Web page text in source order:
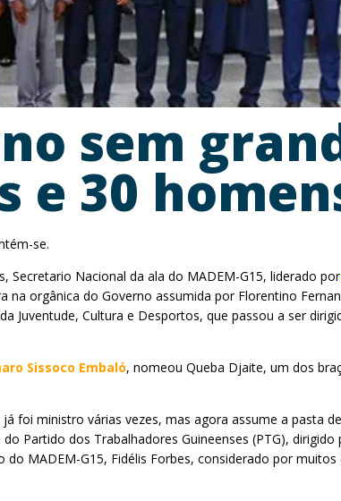
sem
e 30
se.
Secretario Nacional da ala do MADEM-G15, liderado por
orgânica do Governo assumida por Florentino
Juventude, Cultura e Desportos, que passou a ser
Sissoco Embaló, nomeou Queba Djaite, um dos
foi ministro várias vezes, mas agora assume a pasta
Partido dos Trabalhadores Guineenses (PTG),
MADEM-G15, Fidélis Forbes, considerado por